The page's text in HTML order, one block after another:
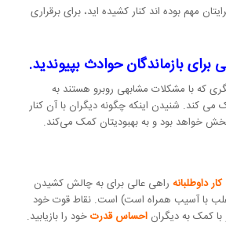
مهم بوده اند کنار کشیده اید، برای برقراری
بازماندگان حوادث بپیوندید.
که با مشکلات مشابهی روبرو هستند به
کند. شنیدن اینکه چگونه دیگران با آن کنار
بخش خواهد بود و به بهبودیتان کمک می‌کند.
کار داوطلبانهراهی عالی برای به چالش کشیدن
با آسیب همراه است) است. نقاط قوت خود
با کمک به دیگران احساس قدرت خود را بازیابید.